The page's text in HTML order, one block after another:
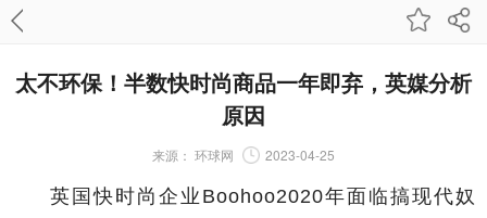
太不环保！半数快时尚商品一年即弃，英媒分析
原因
来源： 环球网 2023-04-25
英国快时尚企业Boohoo2020年面临搞现代奴